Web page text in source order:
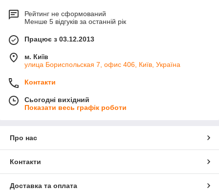
Рейтинг не сформований
Менше 5 відгуків за останній рік
Працює з 03.12.2013
м. Київ
улица Бориспольская 7, офис 406, Київ, Україна
Контакти
Сьогодні вихідний
Показати весь графік роботи
Про нас
Контакти
Доставка та оплата